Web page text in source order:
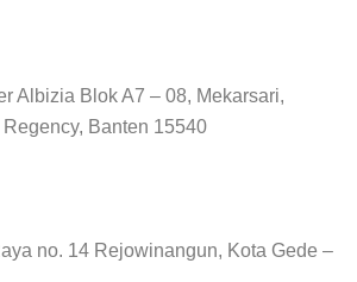
Albizia Blok A7 – 08, Mekarsari,
Banten 15540
no. 14 Rejowinangun, Kota Gede –